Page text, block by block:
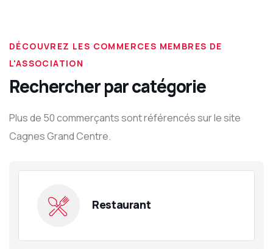
DÉCOUVREZ LES COMMERCES MEMBRES DE
L'ASSOCIATION
Rechercher par catégorie
Plus de 50 commerçants sont référencés sur le site
Cagnes Grand Centre.
Restaurant